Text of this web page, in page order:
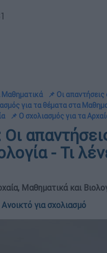
Μαθηματικά
📌 Οι
για τα θέματα στα
📌 Ο σχολιασμός για τα
- Τι
Μαθηματικά και
Ανοικτό για σχολιασμό